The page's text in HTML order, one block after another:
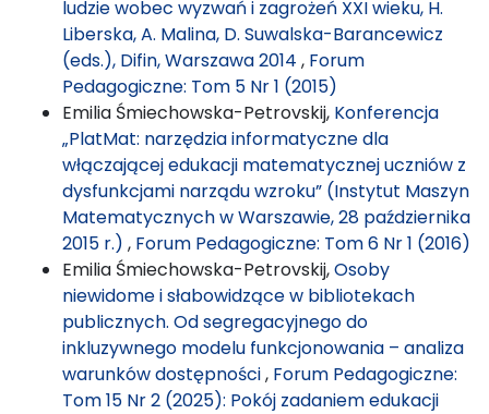
ludzie wobec wyzwań i zagrożeń XXI wieku, H.
Liberska, A. Malina, D. Suwalska-Barancewicz
(eds.), Difin, Warszawa 2014 , Forum
Pedagogiczne: Tom 5 Nr 1 (2015)
Emilia Śmiechowska-Petrovskij, Konferencja
„PlatMat: narzędzia informatyczne dla
włączającej edukacji matematycznej uczniów z
dysfunkcjami narządu wzroku” (Instytut Maszyn
Matematycznych w Warszawie, 28 października
2015 r.) , Forum Pedagogiczne: Tom 6 Nr 1 (2016)
Emilia Śmiechowska-Petrovskij,Osoby
niewidome i słabowidzące w bibliotekach
publicznych. Od segregacyjnego do
inkluzywnego modelu funkcjonowania – analiza
warunków dostępności, Forum Pedagogiczne:
Tom 15 Nr 2 (2025): Pokój zadaniem edukacji